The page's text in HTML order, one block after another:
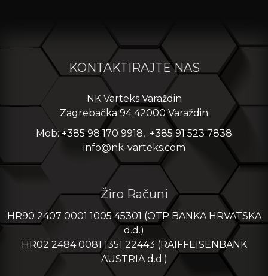
KONTAKTIRAJTE NAS
NK Varteks Varaždin
Zagrebačka 94 42000 Varaždin
Mob: +385 98 170 9918, +385 91 523 7838
info@nk-varteks.com
Žiro Računi
HR90 2407 0001 1005 45301 (OTP BANKA HRVATSKA
d.d.)
HR02 2484 0081 1351 22443 (RAIFFEISENBANK
AUSTRIA d.d.)